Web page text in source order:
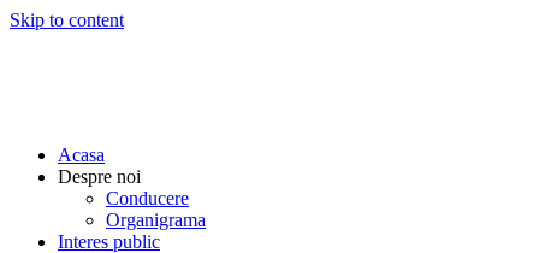
Skip to content
Acasa
Despre noi
Conducere
Organigrama
Interes public